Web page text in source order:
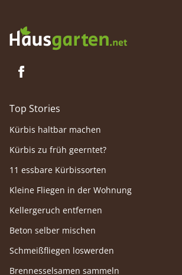
Top Stories
Kürbis haltbar machen
Kürbis zu früh geerntet?
11 essbare Kürbissorten
Kleine Fliegen in der Wohnung
Kellergeruch entfernen
Beton selber mischen
Schmeißfliegen loswerden
Brennesselsamen sammeln